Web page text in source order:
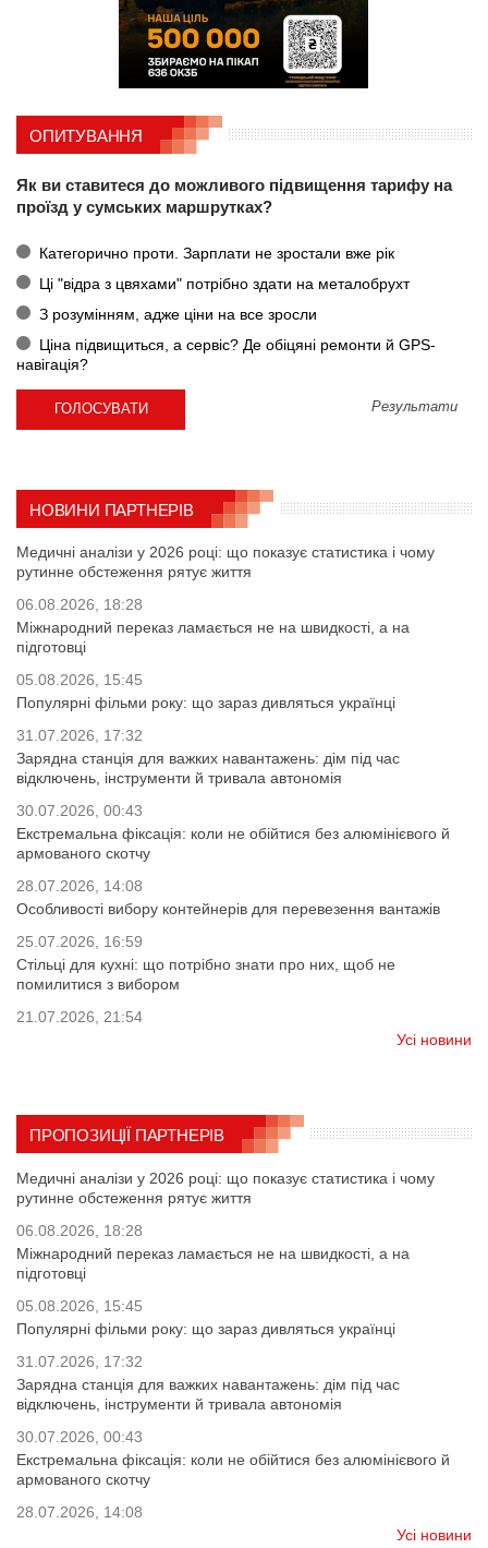
ОПИТУВАННЯ
Як ви ставитеся до можливого підвищення тарифу на
проїзд у сумських маршрутках?
Категорично проти. Зарплати не зростали вже рік
Ці "відра з цвяхами" потрібно здати на металобрухт
З розумінням, адже ціни на все зросли
Ціна підвищиться, а сервіс? Де обіцяні ремонти й GPS-
навігація?
Результати
НОВИНИ ПАРТНЕРІВ
Медичні аналізи у 2026 році: що показує статистика і чому
рутинне обстеження рятує життя
06.08.2026, 18:28
Міжнародний переказ ламається не на швидкості, а на
підготовці
05.08.2026, 15:45
Популярні фільми року: що зараз дивляться українці
31.07.2026, 17:32
Зарядна станція для важких навантажень: дім під час
відключень, інструменти й тривала автономія
30.07.2026, 00:43
Екстремальна фіксація: коли не обійтися без алюмінієвого й
армованого скотчу
28.07.2026, 14:08
Особливості вибору контейнерів для перевезення вантажів
25.07.2026, 16:59
Стільці для кухні: що потрібно знати про них, щоб не
помилитися з вибором
21.07.2026, 21:54
Усі новини
ПРОПОЗИЦІЇ ПАРТНЕРІВ
Медичні аналізи у 2026 році: що показує статистика і чому
рутинне обстеження рятує життя
06.08.2026, 18:28
Міжнародний переказ ламається не на швидкості, а на
підготовці
05.08.2026, 15:45
Популярні фільми року: що зараз дивляться українці
31.07.2026, 17:32
Зарядна станція для важких навантажень: дім під час
відключень, інструменти й тривала автономія
30.07.2026, 00:43
Екстремальна фіксація: коли не обійтися без алюмінієвого й
армованого скотчу
28.07.2026, 14:08
Усі новини